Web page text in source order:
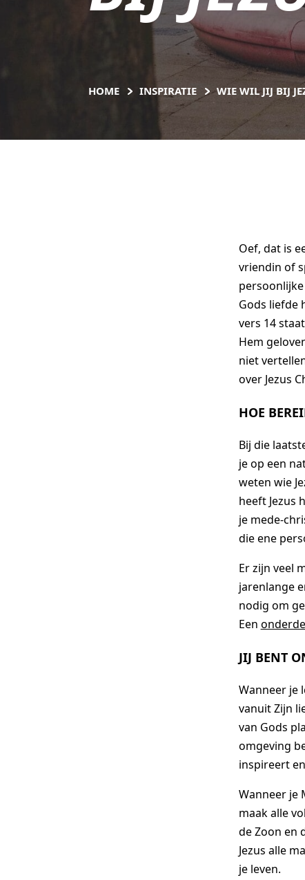
HOME INSPIRATIE WIE WIL JIJ BIJ
Oef, dat is
vriendin of
Gods liefde
vers 14
Hem
niet
over Jezus
HOE
Bij die
je op een
weten wie
heeft Jezus
je mede-
die ene
Er zijn veel
jarenlange
nodig om
Een
JIJ BENT
Wanneer je
vanuit Zijn
van Gods
omgeving
inspireert
Wanneer je
maak alle
de Zoon en
Jezus alle
je leven.